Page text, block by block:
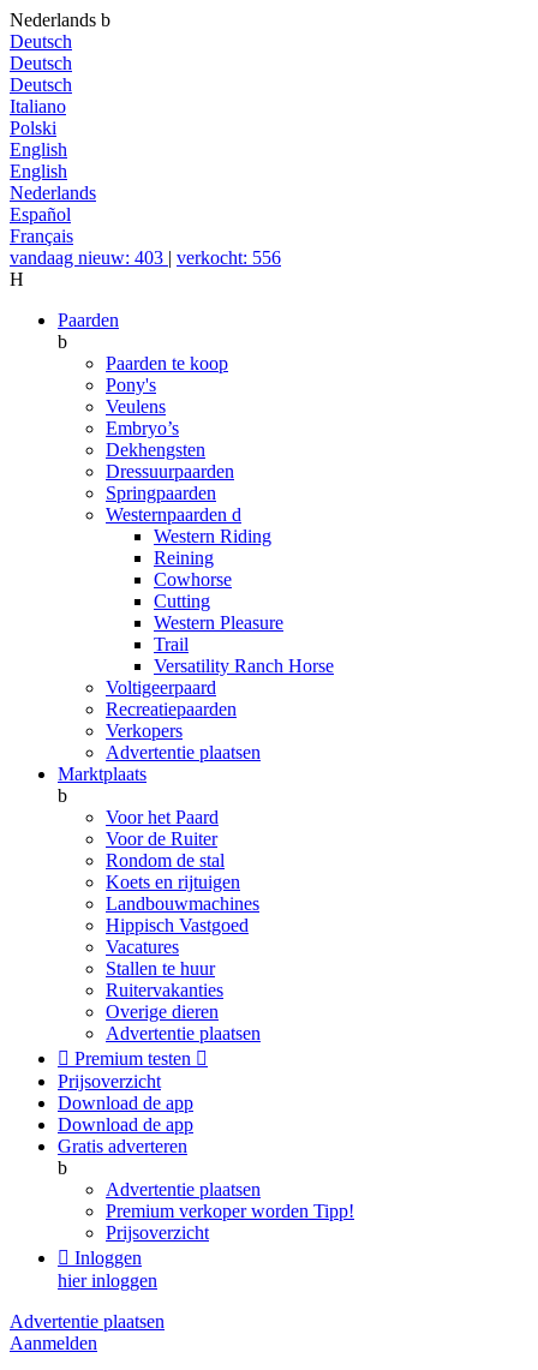
Nederlands b
Deutsch
Deutsch
Deutsch
Italiano
Polski
English
English
Nederlands
Español
Français
vandaag nieuw: 403 | verkocht: 556
H
Paarden
b
Paarden te koop
Pony's
Veulens
Embryo’s
Dekhengsten
Dressuurpaarden
Springpaarden
Westernpaarden d
Western Riding
Reining
Cowhorse
Cutting
Western Pleasure
Trail
Versatility Ranch Horse
Voltigeerpaard
Recreatiepaarden
Verkopers
Advertentie plaatsen
Marktplaats
b
Voor het Paard
Voor de Ruiter
Rondom de stal
Koets en rijtuigen
Landbouwmachines
Hippisch Vastgoed
Vacatures
Stallen te huur
Ruitervakanties
Overige dieren
Advertentie plaatsen
 Premium testen 
Prijsoverzicht
Download de app
Download de app
Gratis adverteren
b
Advertentie plaatsen
Premium verkoper worden Tipp!
Prijsoverzicht
 Inloggen
hier inloggen
Advertentie plaatsen
Aanmelden